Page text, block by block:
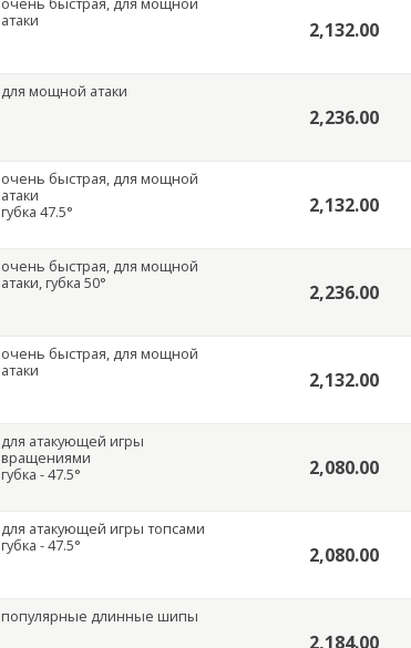
атаки
2,132.00
для мощной атаки
2,236.00
очень быстрая, для мощной
атаки
губка 47.5°
2,132.00
очень быстрая, для мощной
атаки, губка 50°
2,236.00
очень быстрая, для мощной
атаки
2,132.00
для атакующей игры
вращениями
губка - 47.5°
2,080.00
для атакующей игры топсами
губка - 47.5°
2,080.00
популярные длинные шипы
2,184.00